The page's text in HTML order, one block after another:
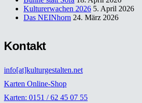
Kulturerwachen 2026 5. April 2026
Das NEINhorn 24. März 2026
Kontakt
info[at]kulturgestalten.net
Karten Online-Shop
Karten: 0151 / 62 45 07 55